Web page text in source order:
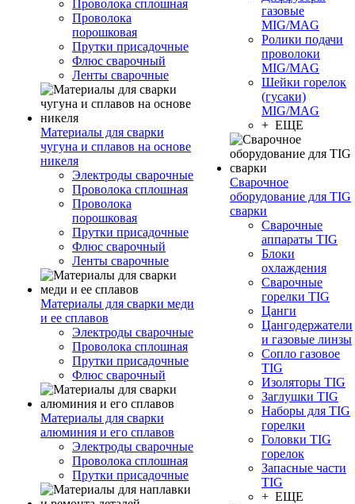
Проволока сплошная
Проволока
порошковая
Прутки присадочные
Флюс сварочный
Ленты сварочные
Материалы для сварки
чугуна и сплавов на основе
никеля
Электроды сварочные
Проволока сплошная
Проволока
порошковая
Прутки присадочные
Флюс сварочный
Ленты сварочные
Материалы для сварки меди
и ее сплавов
Электроды сварочные
Проволока сплошная
Прутки присадочные
Флюс сварочный
Материалы для сварки
алюминия и его сплавов
Электроды сварочные
Проволока сплошная
Прутки присадочные
газовые
MIG/MAG
Ролики подачи
проволоки
MIG/MAG
Шейки горелок
(гусаки)
MIG/MAG
+ ЕЩЕ
Сварочное
оборудование для TIG
сварки
Сварочные
аппараты TIG
Блоки
охлаждения
Сварочные
горелки TIG
Цанги
Цангодержатели
и газовые линзы
Сопло газовое
TIG
Изоляторы TIG
Заглушки TIG
Наборы для TIG
горелки
Головки TIG
горелок
Запасные части
TIG
+ ЕЩЕ